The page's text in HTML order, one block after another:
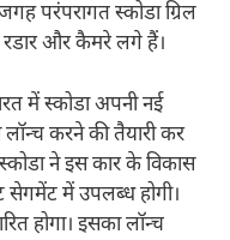
परंपरागत स्कोडा ग्रिल
रडार और कैमरे लगे हैं।
में स्कोडा अपनी नई
लॉन्च करने की तैयारी कर
ने इस कार के विकास
में उपलब्ध होगी।
होगा। इसका लॉन्च